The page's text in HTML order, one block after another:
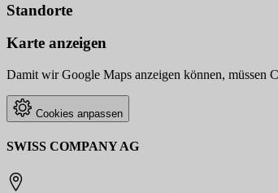
Standorte
Karte anzeigen
Damit wir Google Maps anzeigen können, müssen
Cookies anpassen
SWISS COMPANY AG